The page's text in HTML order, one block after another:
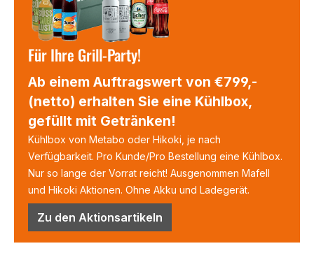
Für Ihre Grill-Party!
Ab einem Auftragswert von €799,-
(netto) erhalten Sie eine Kühlbox,
gefüllt mit Getränken!
Kühlbox von Metabo oder Hikoki, je nach
Verfügbarkeit. Pro Kunde/Pro Bestellung eine Kühlbox.
Nur so lange der Vorrat reicht! Ausgenommen Mafell
und Hikoki Aktionen. Ohne Akku und Ladegerät.
Zu den Aktionsartikeln